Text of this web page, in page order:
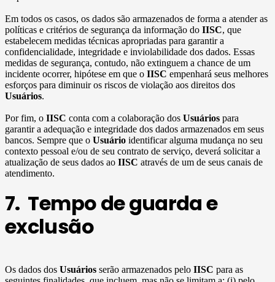
Em todos os casos, os dados são armazenados de forma a atender as
políticas e critérios de segurança da informação do IISC, que
estabelecem medidas técnicas apropriadas para garantir a
confidencialidade, integridade e inviolabilidade dos dados. Essas
medidas de segurança, contudo, não extinguem a chance de um
incidente ocorrer, hipótese em que o IISC empenhará seus melhores
esforços para diminuir os riscos de violação aos direitos dos
Usuários.
Por fim, o IISC conta com a colaboração dos Usuários para
garantir a adequação e integridade dos dados armazenados em seus
bancos. Sempre que o Usuário identificar alguma mudança no seu
contexto pessoal e/ou de seu contrato de serviço, deverá solicitar a
atualização de seus dados ao IISC através de um de seus canais de
atendimento.
7. Tempo de guarda e
exclusão
Os dados dos Usuários serão armazenados pelo IISC para as